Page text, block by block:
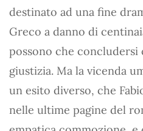
destinato ad una fine
Greco a danno di
possono che concludersi
giustizia. Ma la vicenda
un esito diverso, che
nelle ultime pagine del